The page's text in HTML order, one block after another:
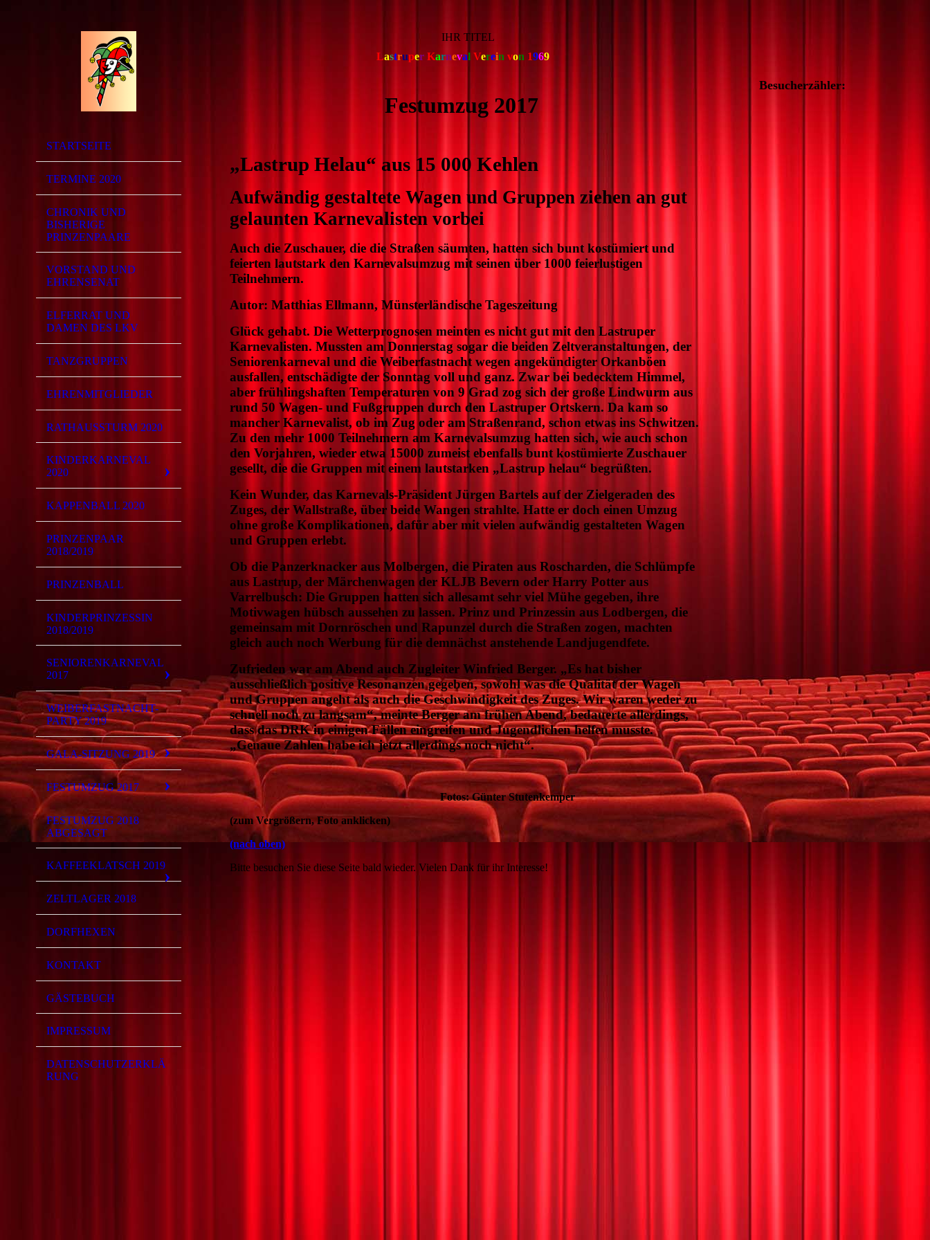
STARTSEITE
TERMINE 2020
CHRONIK UND
BISHERIGE
PRINZENPAARE
VORSTAND UND
EHRENSENAT
ELFERRAT UND
DAMEN DES LKV
TANZGRUPPEN
EHRENMITGLIEDER
RATHAUSSTURM 2020
KINDERKARNEVAL
2020
KAPPENBALL 2020
PRINZENPAAR
2018/2019
PRINZENBALL
KINDERPRINZESSIN
2018/2019
SENIORENKARNEVAL
2017
WEIBERFASTNACHT-
PARTY 2019
GALA-SITZUNG 2019
FESTUMZUG 2017
FESTUMZUG 2018
ABGESAGT
KAFFEEKLATSCH 2019
ZELTLAGER 2018
DORFHEXEN
KONTAKT
GÄSTEBUCH
IMPRESSUM
DATENSCHUTZERKLÄ
RUNG
IHR TITEL
Lastruper Karneval Verein von 1969
Festumzug 2017
„Lastrup Helau“ aus 15 000 Kehlen
Aufwändig gestaltete Wagen und Gruppen ziehen an gut
gelaunten Karnevalisten vorbei
Auch die Zuschauer, die die Straßen säumten, hatten sich bunt kostümiert und
feierten lautstark den Karnevalsumzug mit seinen über 1000 feierlustigen
Teilnehmern.
Autor: Matthias Ellmann, Münsterländische Tageszeitung
Glück gehabt. Die Wetterprognosen meinten es nicht gut mit den Lastruper
Karnevalisten. Mussten am Donnerstag sogar die beiden Zeltveranstaltungen, der
Seniorenkarneval und die Weiberfastnacht wegen angekündigter Orkanböen
ausfallen, entschädigte der Sonntag voll und ganz. Zwar bei bedecktem Himmel,
aber frühlingshaften Temperaturen von 9 Grad zog sich der große Lindwurm aus
rund 50 Wagen- und Fußgruppen durch den Lastruper Ortskern. Da kam so
mancher Karnevalist, ob im Zug oder am Straßenrand, schon etwas ins Schwitzen.
Zu den mehr 1000 Teilnehmern am Karnevalsumzug hatten sich, wie auch schon
den Vorjahren, wieder etwa 15000 zumeist ebenfalls bunt kostümierte Zuschauer
gesellt, die die Gruppen mit einem lautstarken „Lastrup helau“ begrüßten.
Kein Wunder, das Karnevals-Präsident Jürgen Bartels auf der Zielgeraden des
Zuges, der Wallstraße, über beide Wangen strahlte. Hatte er doch einen Umzug
ohne große Komplikationen, dafür aber mit vielen aufwändig gestalteten Wagen
und Gruppen erlebt.
Ob die Panzerknacker aus Molbergen, die Piraten aus Roscharden, die Schlümpfe
aus Lastrup, der Märchenwagen der KLJB Bevern oder Harry Potter aus
Varrelbusch: Die Gruppen hatten sich allesamt sehr viel Mühe gegeben, ihre
Motivwagen hübsch aussehen zu lassen. Prinz und Prinzessin aus Lodbergen, die
gemeinsam mit Dornröschen und Rapunzel durch die Straßen zogen, machten
gleich auch noch Werbung für die demnächst anstehende Landjugendfete.
Zufrieden war am Abend auch Zugleiter Winfried Berger. „Es hat bisher
ausschließlich positive Resonanzen gegeben, sowohl was die Qualität der Wagen
und Gruppen angeht als auch die Geschwindigkeit des Zuges. Wir waren weder zu
schnell noch zu langsam“, meinte Berger am frühen Abend, bedauerte allerdings,
dass das DRK in einigen Fällen eingreifen und Jugendlichen helfen musste.
„Genaue Zahlen habe ich jetzt allerdings noch nicht“.
Fotos: Günter Stutenkemper
(zum Vergrößern, Foto anklicken)
(nach oben)
Bitte besuchen Sie diese Seite bald wieder. Vielen Dank für ihr Interesse!
Besucherzähler: